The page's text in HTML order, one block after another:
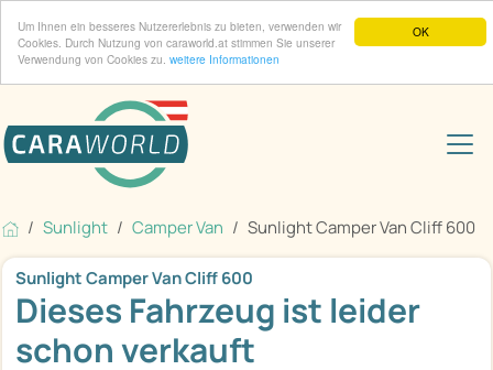
OK
Um Ihnen ein besseres Nutzererlebnis zu bieten, verwenden wir
Cookies. Durch Nutzung von caraworld.at stimmen Sie unserer
Verwendung von Cookies zu. weitere Informationen
Sunlight Camper Van Sunlight Camper Van Cliff 600
Sunlight Camper Van Cliff 600
Dieses Fahrzeug ist leider
schon verkauft